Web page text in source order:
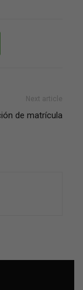
Next article
de matrícula